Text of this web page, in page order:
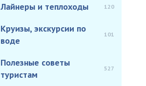
Лайнеры и теплоходы 120
Круизы, экскурсии по
воде
101
Полезные советы
туристам
527